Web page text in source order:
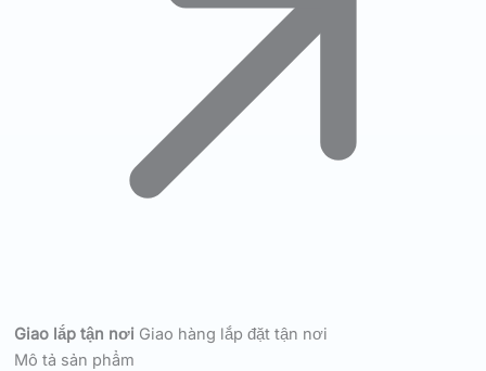
Giao lắp tận nơi Giao hàng lắp đặt tận nơi
Mô tả sản phẩm